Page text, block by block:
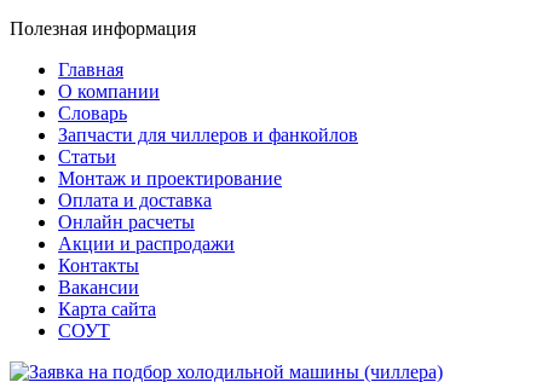
Полезная информация
Главная
О компании
Словарь
Запчасти для чиллеров и фанкойлов
Статьи
Монтаж и проектирование
Оплата и доставка
Онлайн расчеты
Акции и распродажи
Контакты
Вакансии
Карта сайта
СОУТ